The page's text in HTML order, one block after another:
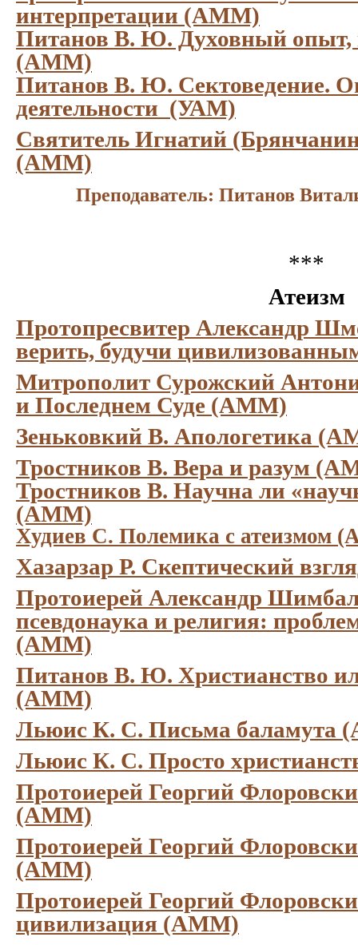
интерпретации (АММ)
Питанов В. Ю. Духовный опыт,
(АММ)
Питанов В. Ю. Сектоведение.
деятельности (УАМ)
Святитель Игнатий
(АММ)
Преподаватель: Питанов
***
Атеизм
Протопресвитер Александр
верить, будучи
Митрополит Сурожский
и Последнем Суде (АММ)
Зеньковкий В. Апологетика
Тростников В. Вера и разум
Тростников В. Научна ли
(АММ)
Худиев С. Полемика с атеизмом
Хазарзар Р. Скептический
Протоиерей Александр
псевдонаука и религия:
(АММ)
Питанов В. Ю. Христианство
(АММ)
Льюис К. С. Письма
Льюис К. С. Просто
Протоиерей Георгий
(АММ)
Протоиерей Георгий
(АММ)
Протоиерей Георгий
цивилизация (АММ)